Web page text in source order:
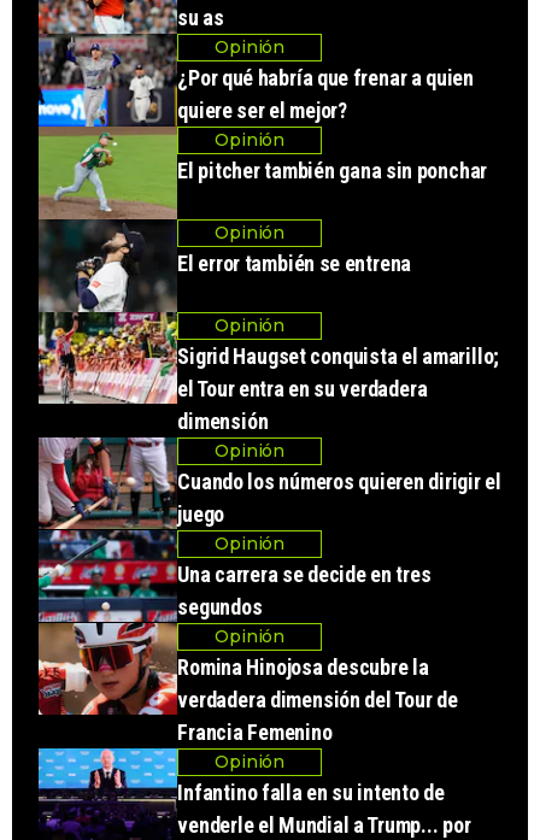
su as
Opinión
¿Por qué habría que frenar a quien
quiere ser el mejor?
Opinión
El pitcher también gana sin ponchar
Opinión
El error también se entrena
Opinión
Sigrid Haugset conquista el amarillo;
el Tour entra en su verdadera
dimensión
Opinión
Cuando los números quieren dirigir el
juego
Opinión
Una carrera se decide en tres
segundos
Opinión
Romina Hinojosa descubre la
verdadera dimensión del Tour de
Francia Femenino
Opinión
Infantino falla en su intento de
venderle el Mundial a Trump... por